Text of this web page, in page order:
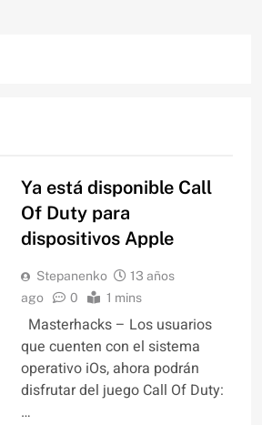
Ya está disponible Call
Of Duty para
dispositivos Apple
Stepanenko
13 años
ago
0 1 mins
Masterhacks – Los usuarios
que cuenten con el sistema
operativo iOs, ahora podrán
disfrutar del juego Call Of Duty:
…